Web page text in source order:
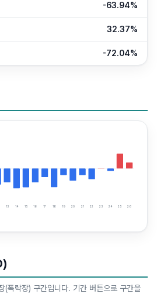
-63.94%
32.37%
-72.04%
13 14 15 16 17 18 19 20 21 22 23 24 25 26
(폭락장) 구간입니다. 기간 버튼으로 구간을